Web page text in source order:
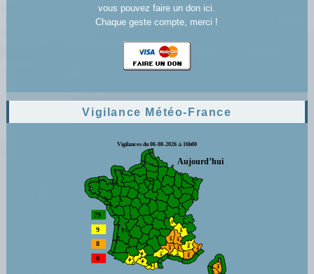
vous pouvez faire un don ici.
Chaque geste compte, merci !
Vigilance Météo-France